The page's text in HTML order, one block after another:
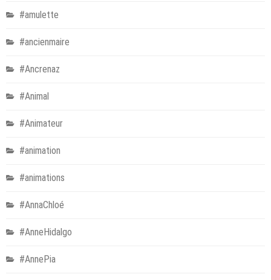
#amulette
#ancienmaire
#Ancrenaz
#Animal
#Animateur
#animation
#animations
#AnnaChloé
#AnneHidalgo
#AnnePia